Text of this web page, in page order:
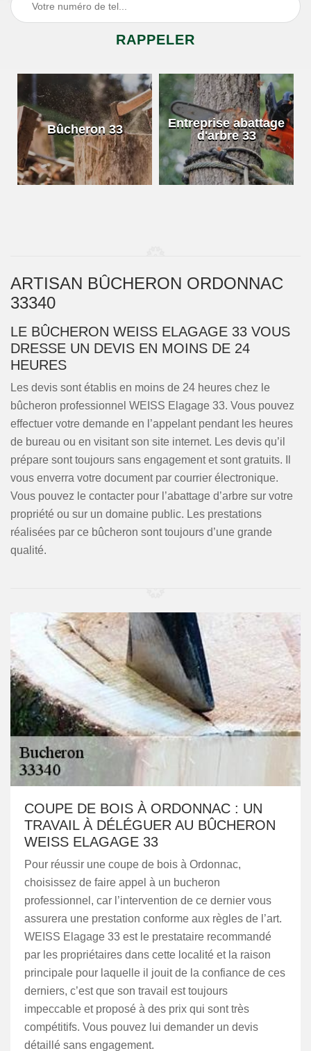
Bûcheron 33
Entreprise abattage
d'arbre 33
ARTISAN BÛCHERON ORDONNAC
33340
LE BÛCHERON WEISS ELAGAGE 33 VOUS
DRESSE UN DEVIS EN MOINS DE 24
HEURES
Les devis sont établis en moins de 24 heures chez le
bûcheron professionnel WEISS Elagage 33. Vous pouvez
effectuer votre demande en l’appelant pendant les heures
de bureau ou en visitant son site internet. Les devis qu’il
prépare sont toujours sans engagement et sont gratuits. Il
vous enverra votre document par courrier électronique.
Vous pouvez le contacter pour l’abattage d’arbre sur votre
propriété ou sur un domaine public. Les prestations
réalisées par ce bûcheron sont toujours d’une grande
qualité.
COUPE DE BOIS À ORDONNAC : UN
TRAVAIL À DÉLÉGUER AU BÛCHERON
WEISS ELAGAGE 33
Pour réussir une coupe de bois à Ordonnac,
choisissez de faire appel à un bucheron
professionnel, car l’intervention de ce dernier vous
assurera une prestation conforme aux règles de l’art.
WEISS Elagage 33 est le prestataire recommandé
par les propriétaires dans cette localité et la raison
principale pour laquelle il jouit de la confiance de ces
derniers, c’est que son travail est toujours
impeccable et proposé à des prix qui sont très
compétitifs. Vous pouvez lui demander un devis
détaillé sans engagement.